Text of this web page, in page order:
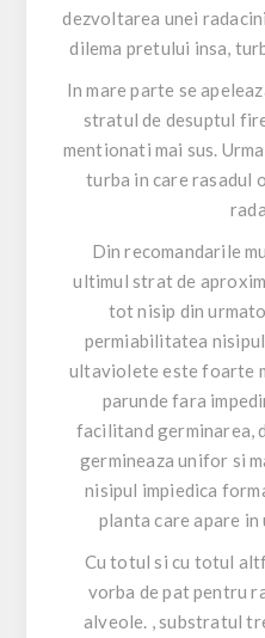
dezvoltarea unei
dilema pretului insa,
In mare parte se
stratul de desuptul
mentionati mai sus.
turba in care rasadul
Din recomandarile
ultimul strat de
tot nisip din
permiabilitatea
ultaviolete este foarte
parunde fara
facilitand germinarea,
germineaza unifor si
nisipul impiedica
planta care apare
Cu totul si cu totul
vorba de pat pentru
alveole. , substratul